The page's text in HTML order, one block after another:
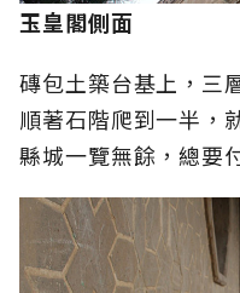
玉皇閣側面
磚包土築台基上，三
順著石階爬到一半，
縣城一覽無餘，總要